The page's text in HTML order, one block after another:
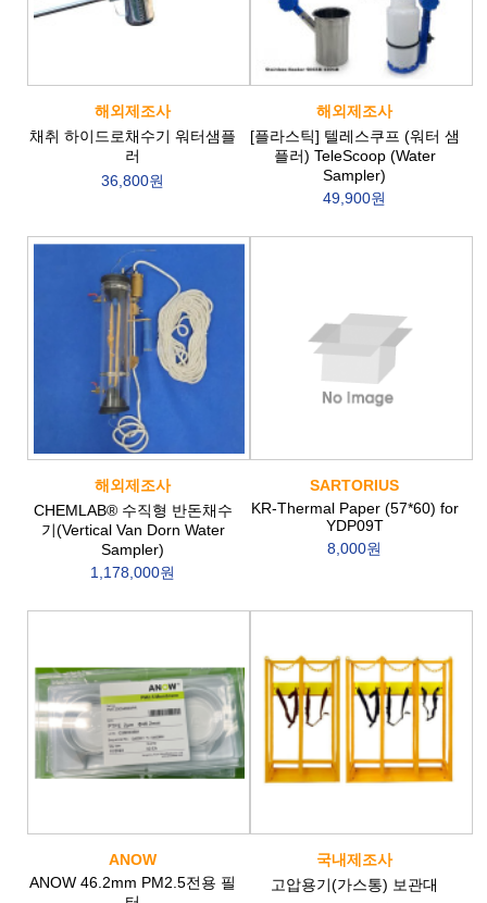
해외제조사
채취 하이드로채수기 워터샘플
러
36,800원
해외제조사
[플라스틱] 텔레스쿠프 (워터 샘
플러) TeleScoop (Water
Sampler)
49,900원
해외제조사
CHEMLAB® 수직형 반돈채수
기(Vertical Van Dorn Water
Sampler)
1,178,000원
SARTORIUS
KR-Thermal Paper (57*60) for
YDP09T
8,000원
ANOW
ANOW 46.2mm PM2.5전용 필
국내제조사
고압용기(가스통) 보관대